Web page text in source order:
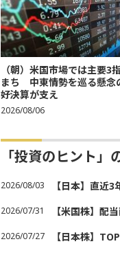
（朝）米国市場では主要3
まち 中東情勢を巡る懸念
好決算が支え
2026/08/06
「投資のヒント」
2026/08/03 【日本】直近
2026/07/31 【米国株】配
2026/07/27 【日本株】